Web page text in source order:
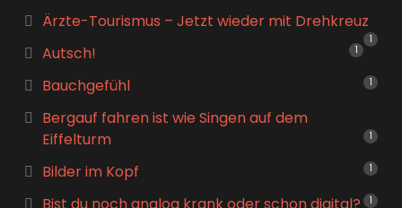
Ärzte-Tourismus – Jetzt wieder mit Drehkreuz
1
Autsch! 1
Bauchgefühl 1
Bergauf fahren ist wie Singen auf dem
Eiffelturm
1
Bilder im Kopf 1
1